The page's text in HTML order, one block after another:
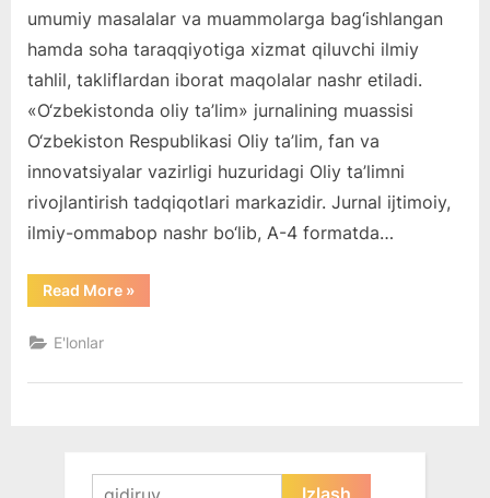
berish
talablari
va
tariflari
ga
umumiy masalalar va muammolarga bag‘ishlangan
hamda soha taraqqiyotiga xizmat qiluvchi ilmiy
tahlil, takliflardan iborat maqolalar nashr etiladi.
«O‘zbеkistonda oliy ta’lim» jurnalining muassisi
O‘zbеkiston Rеspublikasi Oliy ta’lim, fan va
innovatsiyalar vazirligi huzuridagi Oliy ta’limni
rivojlantirish tadqiqotlari markazidir. Jurnal ijtimoiy,
ilmiy-ommabop nashr bo‘lib, A-4 formatda…
Read More“«O’zbekistonda
oliy
talablari
»
E'lonlar
Qidirshish: